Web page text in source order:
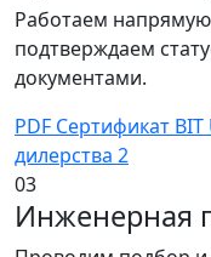
Работаем
подтверждаем
документами.
PDF Сертификат
дилерства 2
03
Инженерная